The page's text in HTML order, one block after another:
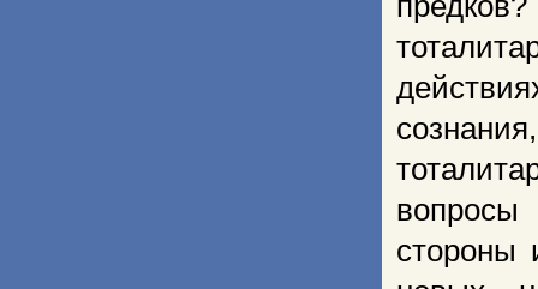
стороны